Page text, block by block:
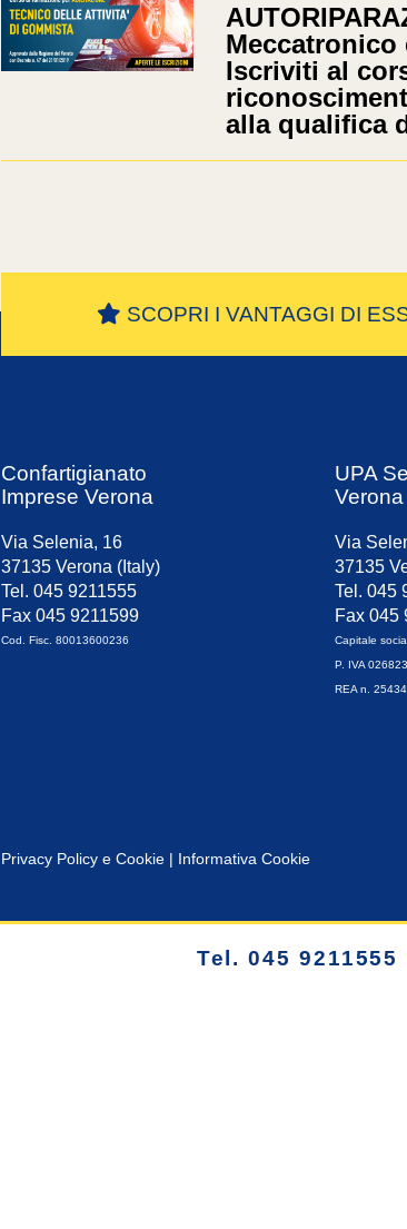
Meccatronico
Iscriviti al
alla qualifica
SCOPRI I VANTAGGI DI
Confartigianato
Imprese Verona
Via Selenia, 16
37135 Verona (Italy)
Tel. 045 9211555
Fax 045 9211599
Cod. Fisc. 80013600236
UPA
Verona
Via
37135
Tel. 045
Fax 045
Capitale
P. IVA
REA n.
Privacy Policy e Cookie | Informativa Cookie
Tel. 045 9211555